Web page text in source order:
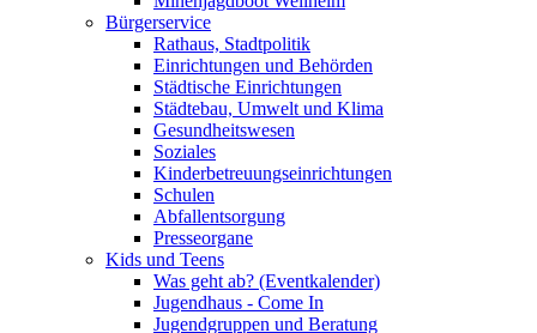
Bürgerservice
Rathaus, Stadtpolitik
Einrichtungen und Behörden
Städtische Einrichtungen
Städtebau, Umwelt und Klima
Gesundheitswesen
Soziales
Kinderbetreuungseinrichtungen
Schulen
Abfallentsorgung
Presseorgane
Kids und Teens
Was geht ab? (Eventkalender)
Jugendhaus - Come In
Jugendgruppen und Beratung